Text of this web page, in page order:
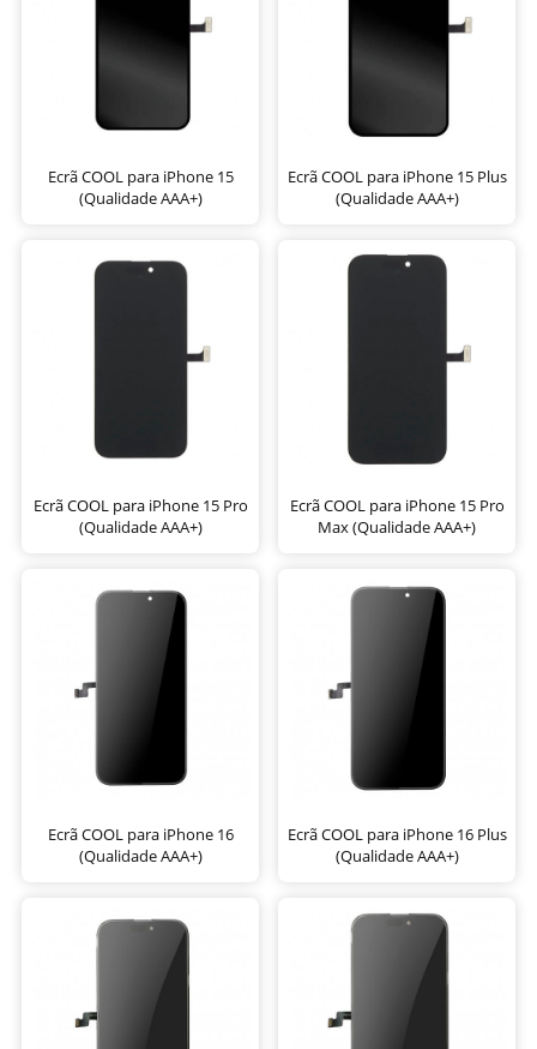
Ecrã COOL para iPhone 15
(Qualidade AAA+)
Ecrã COOL para iPhone 15 Plus
(Qualidade AAA+)
Ecrã COOL para iPhone 15 Pro
(Qualidade AAA+)
Ecrã COOL para iPhone 15 Pro
Max (Qualidade AAA+)
Ecrã COOL para iPhone 16
(Qualidade AAA+)
Ecrã COOL para iPhone 16 Plus
(Qualidade AAA+)